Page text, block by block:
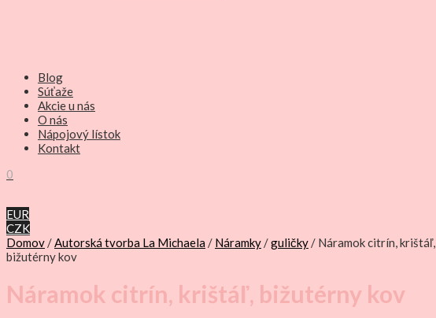
Blog
Súťaže
Akcie u nás
O nás
Nápojový lístok
Kontakt
0
EUR
CZK
Domov/Autorská tvorba La Michaela/ Náramky/guličky/ Náramok citrín, krištáľ,
bižutérny kov
Náramok citrín, krištáľ, bižutérny kov